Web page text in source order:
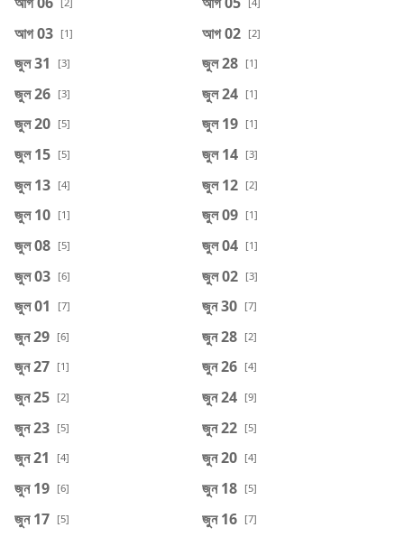
আগ 03 [1] আগ 02 [2]
জুল 31 [3] জুল 28 [1]
জুল 26 [3] জুল 24 [1]
জুল 20 [5] জুল 19 [1]
জুল 15 [5] জুল 14 [3]
জুল 13 [4] জুল 12 [2]
জুল 10 [1] জুল 09 [1]
জুল 08 [5] জুল 04 [1]
জুল 03 [6] জুল 02 [3]
জুল 01 [7] জুন 30 [7]
জুন 29 [6] জুন 28 [2]
জুন 27 [1] জুন 26 [4]
জুন 25 [2] জুন 24 [9]
জুন 23 [5] জুন 22 [5]
জুন 21 [4] জুন 20 [4]
জুন 19 [6] জুন 18 [5]
জুন 17 [5] জুন 16 [7]